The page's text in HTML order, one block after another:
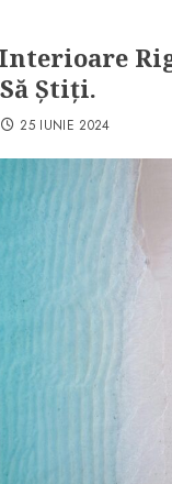
Știți.
25 IUNIE 2024